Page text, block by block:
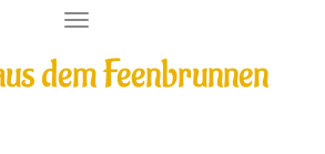
dem Feenbrunnen
T
G